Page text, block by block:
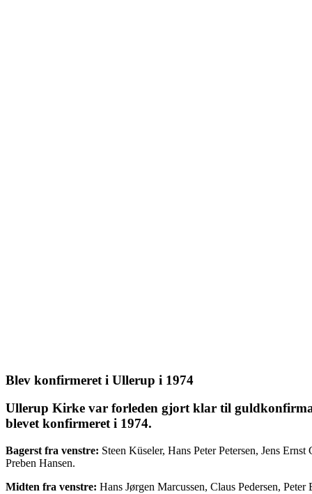
Blev konfirmeret i Ullerup i 1974
Ullerup Kirke var forleden gjort klar til
blevet konfirmeret i 1974.
Bagerst fra venstre: Steen Küseler, Hans Peter Petersen, Jens
Preben Hansen.
Midten fra venstre: Hans Jørgen Marcussen, Claus Pedersen,